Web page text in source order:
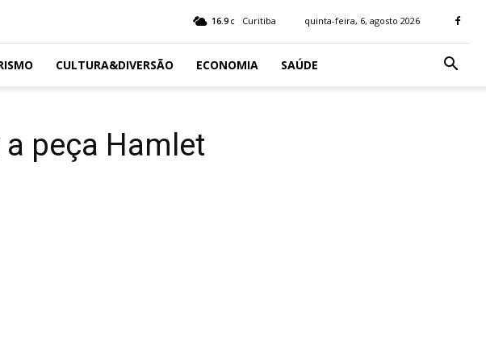
16.9 C Curitiba quinta-feira, 6, agosto 2026
CULTURA&DIVERSÃO ECONOMIA SAÚDE
peça Hamlet